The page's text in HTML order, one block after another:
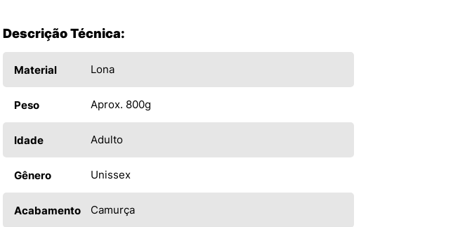
Descrição Técnica:
Material Lona
Peso Aprox. 800g
Idade Adulto
Gênero Unissex
Acabamento Camurça